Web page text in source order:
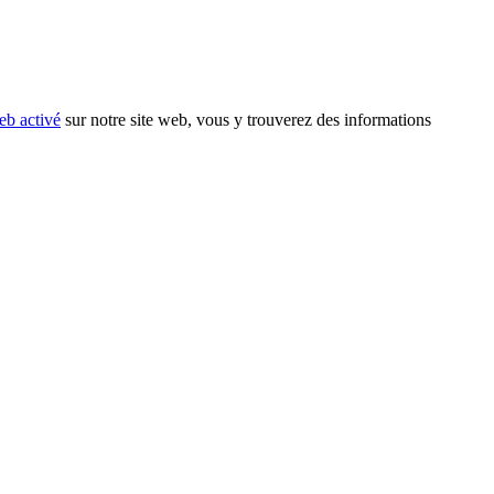
activé sur notre site web, vous y trouverez des informations